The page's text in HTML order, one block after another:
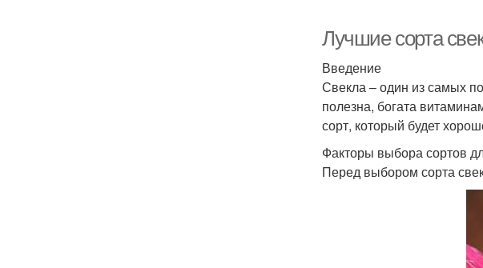
Лучшие сорта
Введение
Свекла – один из самых
полезна, богата
сорт, который будет
Факторы выбора сортов
Перед выбором сорта